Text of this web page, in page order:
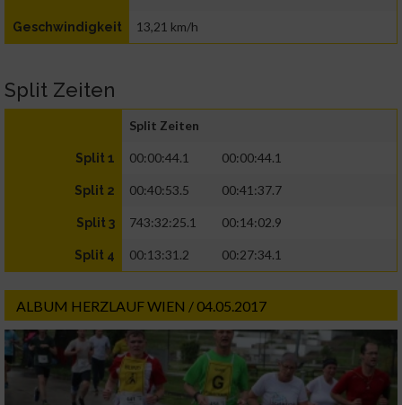
Geschwindigkeit 13,21 km/h
Split Zeiten
Split Zeiten
Split 1 00:00:44.1 00:00:44.1
Split 2 00:40:53.5 00:41:37.7
Split 3 743:32:25.1 00:14:02.9
Split 4 00:13:31.2 00:27:34.1
ALBUM HERZLAUF WIEN / 04.05.2017